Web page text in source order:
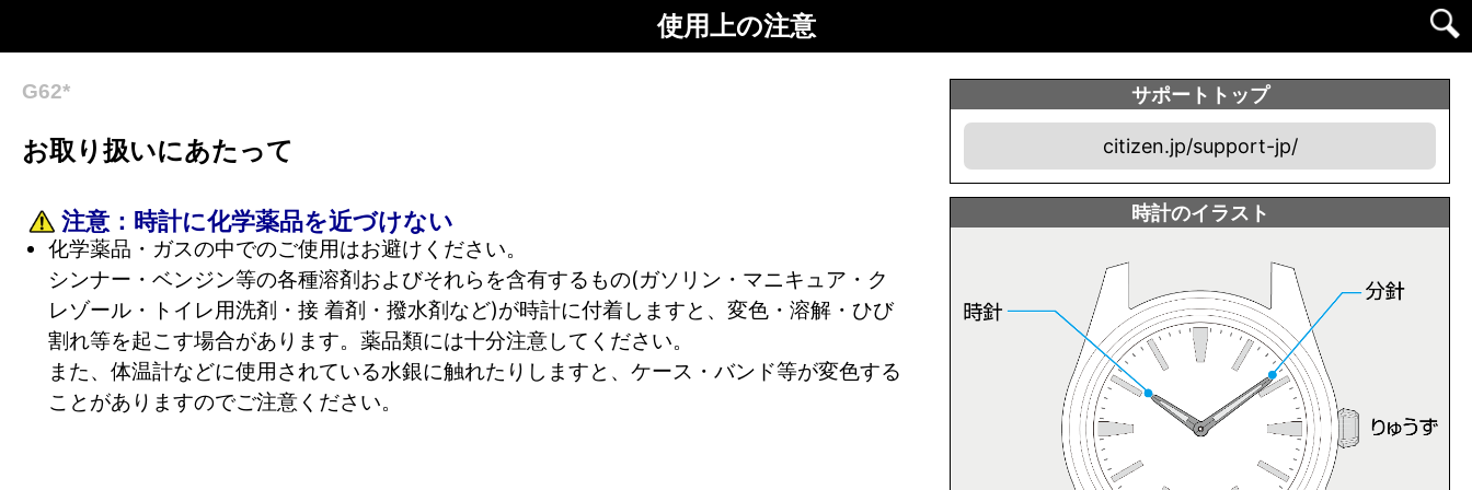
使用上の注意
サポートトップ
citizen.jp/support-jp/
時計のイラスト
G62*
お取り扱いにあたって
注意： 時計に化学薬品を近づけない
化学薬品・ガスの中でのご使用はお避けください。
シンナー・ベンジン等の各種溶剤およびそれらを含有するもの(ガソリン・マニキュア・ク
レゾール・トイレ用洗剤・接 着剤・撥水剤など)が時計に付着しますと、変色・溶解・ひび
割れ等を起こす場合があります。薬品類には十分注意してください。
また、体温計などに使用されている水銀に触れたりしますと、ケース・バンド等が変色する
ことがありますのでご注意ください。